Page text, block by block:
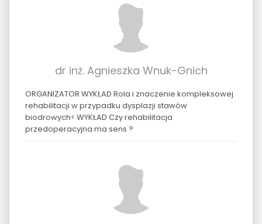
dr inż. Agnieszka Wnuk-Gnich
ORGANIZATOR WYKŁAD Rola i znaczenie kompleksowej
rehabilitacji w przypadku dysplazji stawów
biodrowych< WYKŁAD Czy rehabilitacja
przedoperacyjna ma sens ?